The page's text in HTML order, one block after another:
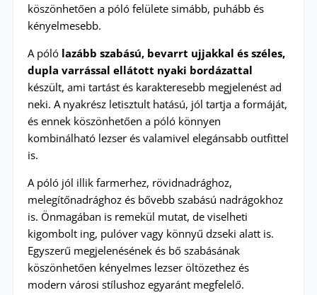
köszönhetően a póló felülete simább, puhább és
kényelmesebb.
A póló lazább szabású, bevarrt ujjakkal és széles,
dupla varrással ellátott nyaki bordázattal
készült, ami tartást és karakteresebb megjelenést ad
neki. A nyakrész letisztult hatású, jól tartja a formáját,
és ennek köszönhetően a póló könnyen
kombinálható lezser és valamivel elegánsabb outfittel
is.
A póló jól illik farmerhez, rövidnadrághoz,
melegítőnadrághoz és bővebb szabású nadrágokhoz
is. Önmagában is remekül mutat, de viselheti
kigombolt ing, pulóver vagy könnyű dzseki alatt is.
Egyszerű megjelenésének és bő szabásának
köszönhetően kényelmes lezser öltözethez és
modern városi stílushoz egyaránt megfelelő.